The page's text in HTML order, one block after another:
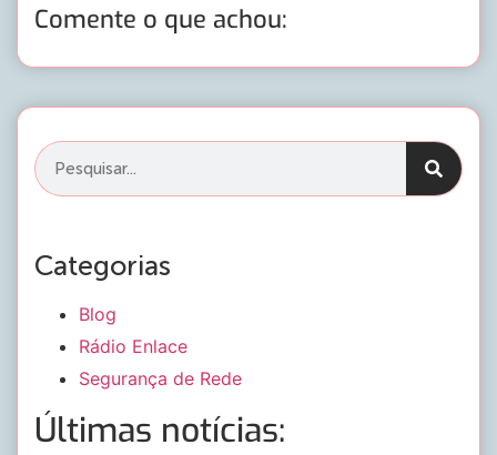
Comente o que achou:
Categorias
Blog
Rádio Enlace
Segurança de Rede
Últimas notícias: